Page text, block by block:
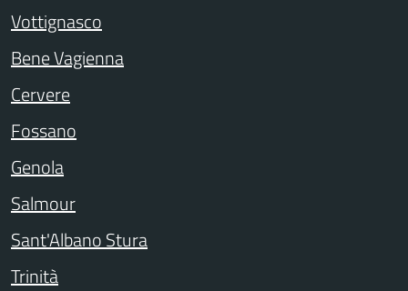
Vottignasco
Bene Vagienna
Cervere
Fossano
Genola
Salmour
Sant'Albano Stura
Trinità